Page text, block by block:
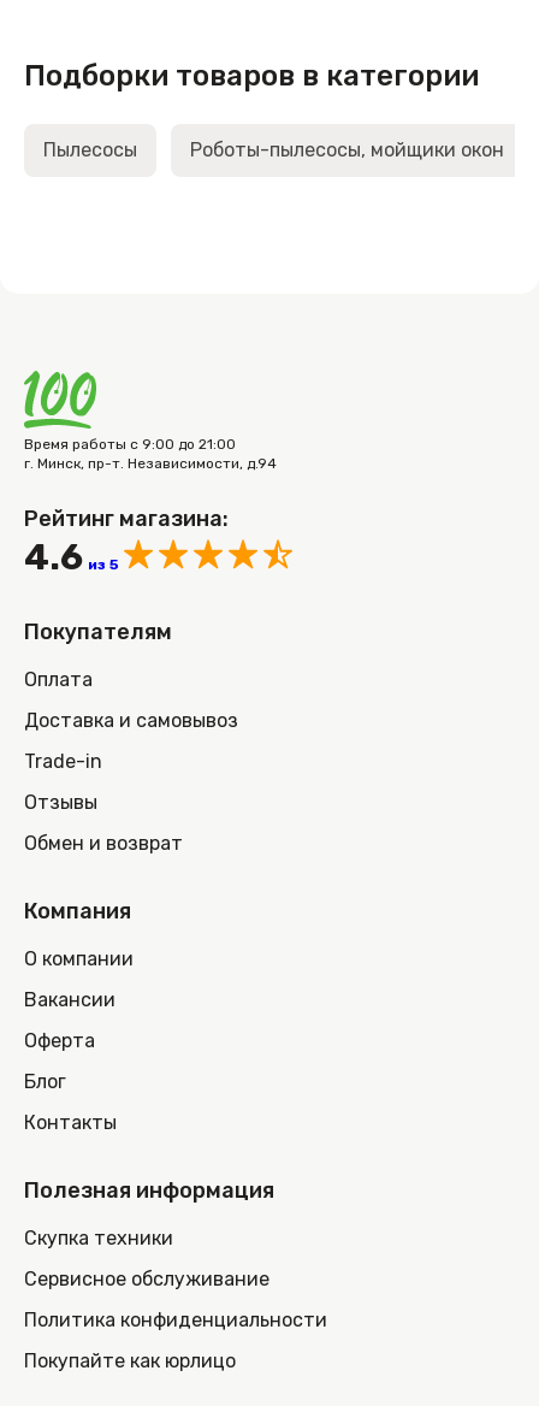
Подборки товаров в категории
Пылесосы Роботы-пылесосы, мойщики окон
Время работы с 9:00 до 21:00
г. Минск, пр-т. Независимости, д.94
Рейтинг магазина:
4.6 из 5
Покупателям
Оплата
Доставка и самовывоз
Trade-in
Отзывы
Обмен и возврат
Компания
О компании
Вакансии
Оферта
Блог
Контакты
Полезная информация
Скупка техники
Сервисное обслуживание
Политика конфиденциальности
Покупайте как юрлицо